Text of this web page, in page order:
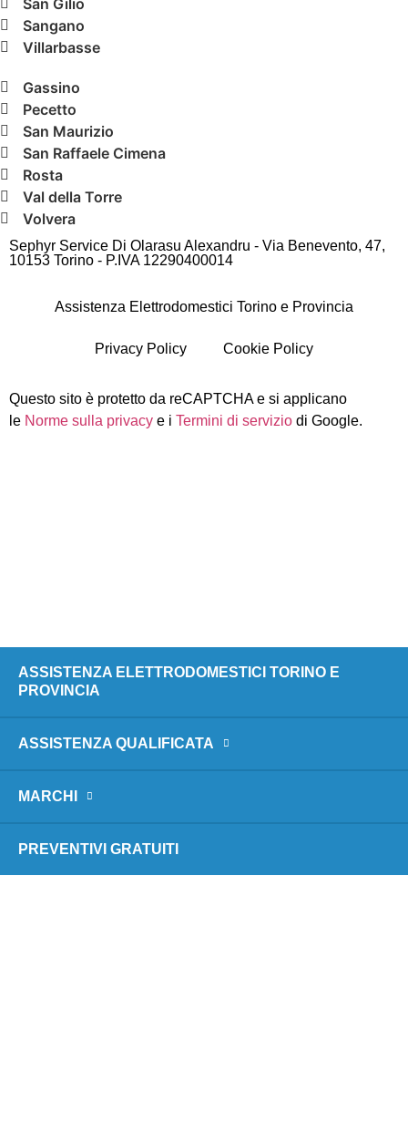
Sangano
Villarbasse
Gassino
Pecetto
San Maurizio
San Raffaele Cimena
Rosta
Val della Torre
Volvera
Sephyr Service Di Olarasu Alexandru - Via Benevento, 47,
10153 Torino - P.IVA 12290400014
Assistenza Elettrodomestici Torino e Provincia
Privacy Policy Cookie Policy
Questo sito è protetto da reCAPTCHA e si applicano
le Norme sulla privacy e i Termini di servizio di Google.
ASSISTENZA ELETTRODOMESTICI TORINO E
PROVINCIA
ASSISTENZA QUALIFICATA
MARCHI
PREVENTIVI GRATUITI